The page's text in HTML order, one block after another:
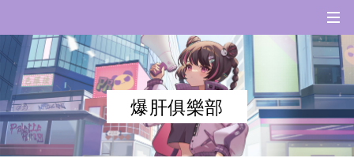
爆肝俱樂部